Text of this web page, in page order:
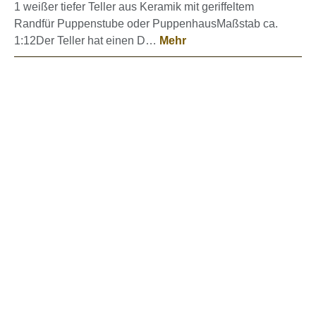
1 weißer tiefer Teller aus Keramik mit geriffeltem
Randfür Puppenstube oder PuppenhausMaßstab ca.
1:12Der Teller hat einen D… Mehr